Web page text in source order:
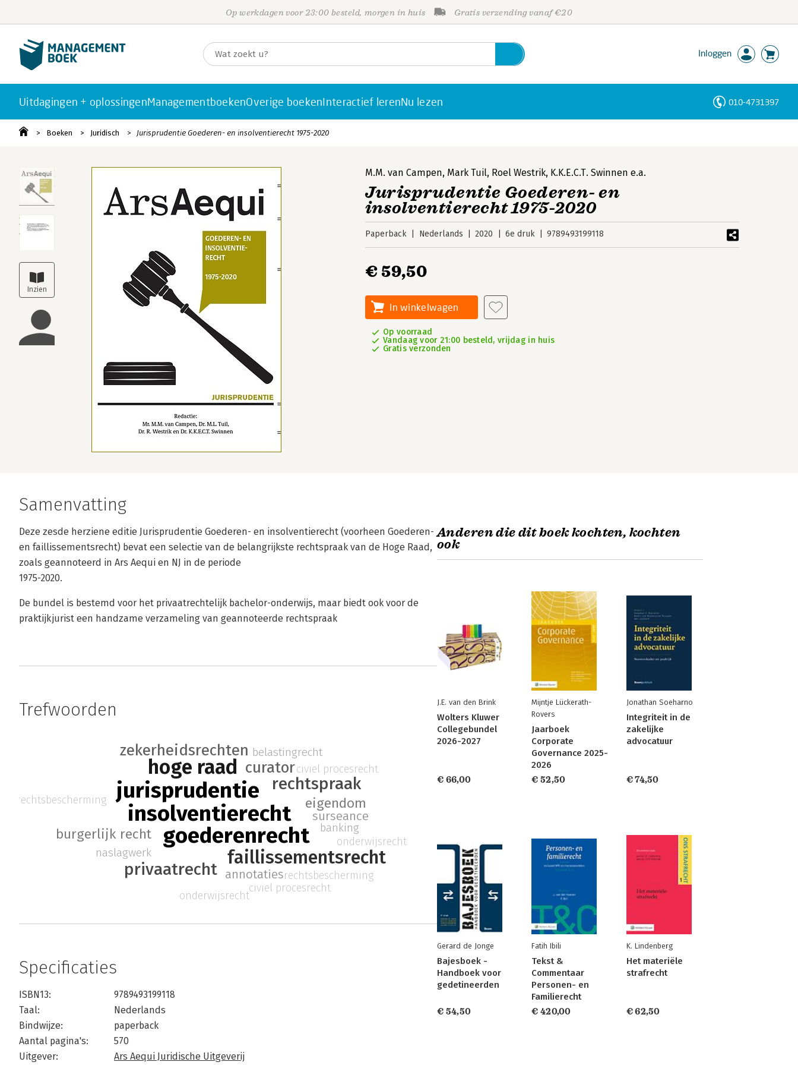
Op werkdagen voor 23:00 besteld, morgen in huis Gratis verzending vanaf €20
Inloggen
Uitdagingen + oplossingenManagementboekenOverige boekenInteractief lerenNu lezen 010-4731397
Boeken Juridisch Jurisprudentie Goederen- en insolventierecht 1975-2020
M.M. van Campen, Mark Tuil, Roel Westrik, K.K.E.C.T. Swinnen e.a.
Jurisprudentie Goederen- en
insolventierecht 1975-2020
Paperback Nederlands 2020 6e druk 9789493199118
€ 59,50
In winkelwagen
Op voorraad
Vandaag voor 21:00 besteld, vrijdag in huis
Gratis verzonden
Samenvatting
Deze zesde herziene editie Jurisprudentie Goederen- en insolventierecht (voorheen Goederen-
en faillissementsrecht) bevat een selectie van de belangrijkste rechtspraak van de Hoge Raad,
zoals geannoteerd in Ars Aequi en NJ in de periode
1975-2020.
De bundel is bestemd voor het privaatrechtelijk bachelor-onderwijs, maar biedt ook voor de
praktijkjurist een handzame verzameling van geannoteerde rechtspraak
Trefwoorden
insolventierecht
goederenrecht
jurisprudentie
hoge raad
faillissementsrecht
rechtspraak
privaatrecht
curator
zekerheidsrechten
burgerlijk recht
eigendom
surseance
annotaties
banking
naslagwerk
belastingrecht
civiel procesrecht
onderwijsrecht
rechtsbescherming
civiel procesrecht
onderwijsrecht
rechtsbescherming
Specificaties
ISBN13:
9789493199118
Taal:
Nederlands
Bindwijze:
paperback
Aantal pagina's:
570
Uitgever:
Ars Aequi Juridische Uitgeverij
Anderen die dit boek kochten, kochten
ook
J.E. van den Brink
Wolters Kluwer
Collegebundel
2026-2027
€ 66,00
Mijntje Lückerath-
Rovers
Jaarboek
Corporate
Governance 2025-
2026
€ 52,50
Jonathan Soeharno
Integriteit in de
zakelijke
advocatuur
€ 74,50
Gerard de Jonge
Bajesboek -
Handboek voor
gedetineerden
€ 54,50
Fatih Ibili
Tekst &
Commentaar
Personen- en
Familierecht
€ 420,00
K. Lindenberg
Het materiële
strafrecht
€ 62,50
Personen